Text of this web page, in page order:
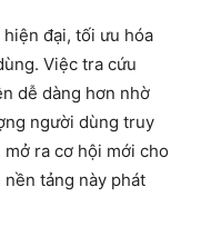
đại, tối ưu hóa
Việc tra cứu
dễ dàng hơn nhờ
người dùng truy
ra cơ hội mới cho
tảng này phát